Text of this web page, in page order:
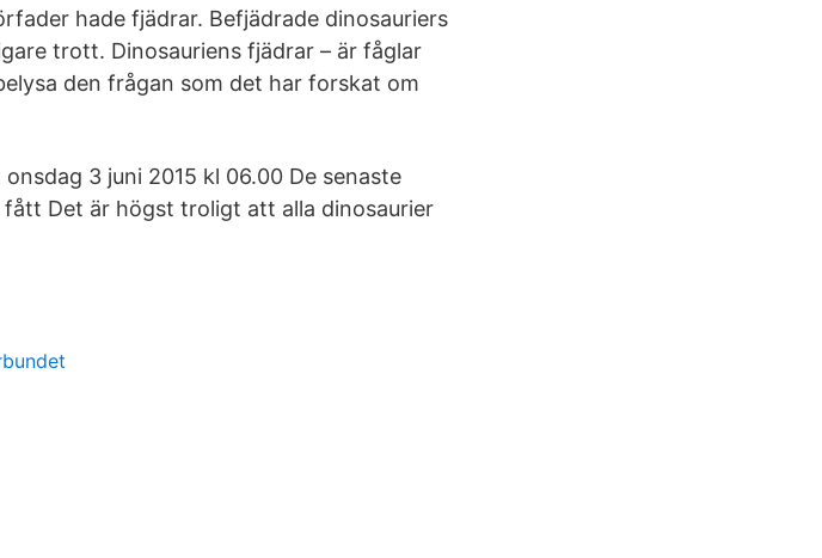
hade fjädrar. Befjädrade dinosauriers
trott. Dinosauriens fjädrar – är fåglar
den frågan som det har forskat om
3 juni 2015 kl 06.00 De senaste
Det är högst troligt att alla dinosaurier